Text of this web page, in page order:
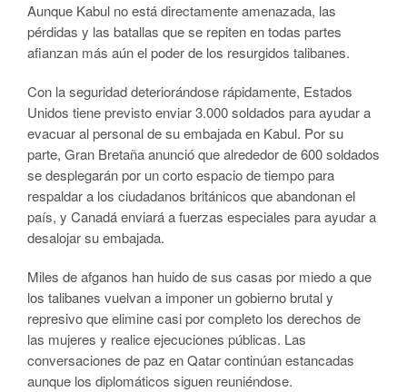
Aunque Kabul no está directamente amenazada, las
pérdidas y las batallas que se repiten en todas partes
afianzan más aún el poder de los resurgidos talibanes.
Con la seguridad deteriorándose rápidamente, Estados
Unidos tiene previsto enviar 3.000 soldados para ayudar a
evacuar al personal de su embajada en Kabul. Por su
parte, Gran Bretaña anunció que alrededor de 600 soldados
se desplegarán por un corto espacio de tiempo para
respaldar a los ciudadanos británicos que abandonan el
país, y Canadá enviará a fuerzas especiales para ayudar a
desalojar su embajada.
Miles de afganos han huido de sus casas por miedo a que
los talibanes vuelvan a imponer un gobierno brutal y
represivo que elimine casi por completo los derechos de
las mujeres y realice ejecuciones públicas. Las
conversaciones de paz en Qatar continúan estancadas
aunque los diplomáticos siguen reuniéndose.